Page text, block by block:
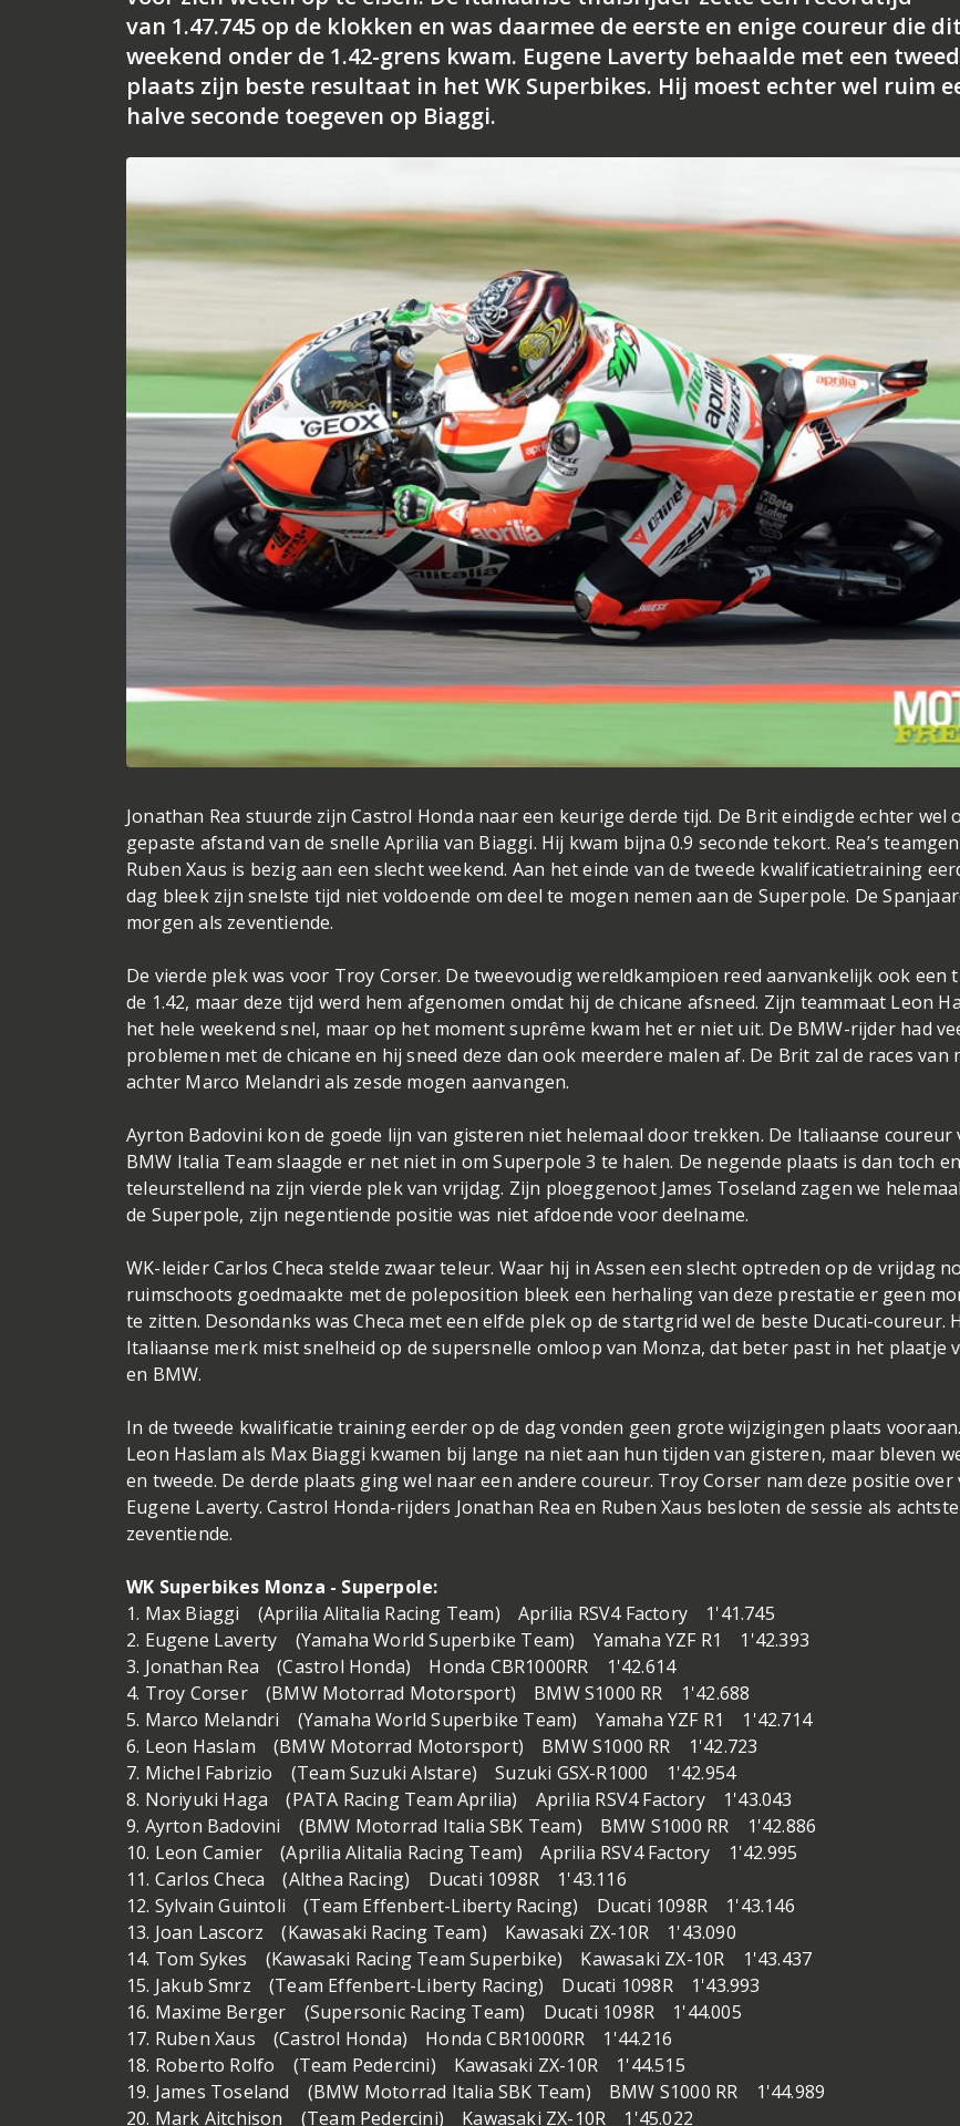
van 1.47.745 op de klokken en was daarmee de eerste en enige coureur die dit
weekend onder de 1.42-grens kwam. Eugene Laverty behaalde met een
plaats zijn beste resultaat in het WK Superbikes. Hij moest echter wel ruim
halve seconde toegeven op Biaggi.
Jonathan Rea stuurde zijn Castrol Honda naar een keurige derde tijd. De Brit eindigde echter wel
gepaste afstand van de snelle Aprilia van Biaggi. Hij kwam bijna 0.9 seconde tekort. Rea’s
Ruben Xaus is bezig aan een slecht weekend. Aan het einde van de tweede kwalificatietraining
dag bleek zijn snelste tijd niet voldoende om deel te mogen nemen aan de Superpole. De
morgen als zeventiende.
De vierde plek was voor Troy Corser. De tweevoudig wereldkampioen reed aanvankelijk ook een
de 1.42, maar deze tijd werd hem afgenomen omdat hij de chicane afsneed. Zijn teammaat Leon
het hele weekend snel, maar op het moment suprême kwam het er niet uit. De BMW-rijder had
problemen met de chicane en hij sneed deze dan ook meerdere malen af. De Brit zal de races van
achter Marco Melandri als zesde mogen aanvangen.
Ayrton Badovini kon de goede lijn van gisteren niet helemaal door trekken. De Italiaanse coureur
BMW Italia Team slaagde er net niet in om Superpole 3 te halen. De negende plaats is dan toch
teleurstellend na zijn vierde plek van vrijdag. Zijn ploeggenoot James Toseland zagen we
de Superpole, zijn negentiende positie was niet afdoende voor deelname.
WK-leider Carlos Checa stelde zwaar teleur. Waar hij in Assen een slecht optreden op de vrijdag
ruimschoots goedmaakte met de poleposition bleek een herhaling van deze prestatie er geen
te zitten. Desondanks was Checa met een elfde plek op de startgrid wel de beste Ducati-coureur.
Italiaanse merk mist snelheid op de supersnelle omloop van Monza, dat beter past in het plaatje
en BMW.
In de tweede kwalificatie training eerder op de dag vonden geen grote wijzigingen plaats
Leon Haslam als Max Biaggi kwamen bij lange na niet aan hun tijden van gisteren, maar bleven
en tweede. De derde plaats ging wel naar een andere coureur. Troy Corser nam deze positie over
Eugene Laverty. Castrol Honda-rijders Jonathan Rea en Ruben Xaus besloten de sessie als
zeventiende.
WK Superbikes Monza - Superpole:
1. Max Biaggi (Aprilia Alitalia Racing Team) Aprilia RSV4 Factory 1'41.745
2. Eugene Laverty (Yamaha World Superbike Team) Yamaha YZF R1 1'42.393
3. Jonathan Rea (Castrol Honda) Honda CBR1000RR 1'42.614
4. Troy Corser (BMW Motorrad Motorsport) BMW S1000 RR 1'42.688
5. Marco Melandri (Yamaha World Superbike Team) Yamaha YZF R1 1'42.714
6. Leon Haslam (BMW Motorrad Motorsport) BMW S1000 RR 1'42.723
7. Michel Fabrizio (Team Suzuki Alstare) Suzuki GSX-R1000 1'42.954
8. Noriyuki Haga (PATA Racing Team Aprilia) Aprilia RSV4 Factory 1'43.043
9. Ayrton Badovini (BMW Motorrad Italia SBK Team) BMW S1000 RR 1'42.886
10. Leon Camier (Aprilia Alitalia Racing Team) Aprilia RSV4 Factory 1'42.995
11. Carlos Checa (Althea Racing) Ducati 1098R 1'43.116
12. Sylvain Guintoli (Team Effenbert-Liberty Racing) Ducati 1098R 1'43.146
13. Joan Lascorz (Kawasaki Racing Team) Kawasaki ZX-10R 1'43.090
14. Tom Sykes (Kawasaki Racing Team Superbike) Kawasaki ZX-10R 1'43.437
15. Jakub Smrz (Team Effenbert-Liberty Racing) Ducati 1098R 1'43.993
16. Maxime Berger (Supersonic Racing Team) Ducati 1098R 1'44.005
17. Ruben Xaus (Castrol Honda) Honda CBR1000RR 1'44.216
18. Roberto Rolfo (Team Pedercini) Kawasaki ZX-10R 1'44.515
19. James Toseland (BMW Motorrad Italia SBK Team) BMW S1000 RR 1'44.989
20. Mark Aitchison (Team Pedercini) Kawasaki ZX-10R 1'45.022